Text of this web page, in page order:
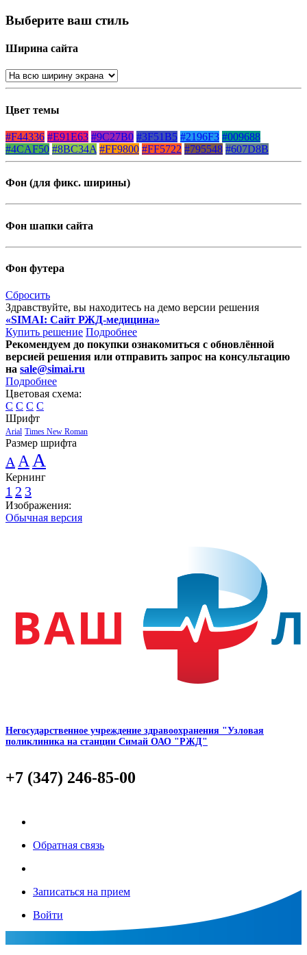
Выберите ваш стиль
Ширина сайта
Цвет темы
#F44336 #E91E63 #9C27B0 #3F51B5 #2196F3 #009688
#4CAF50 #8BC34A #FF9800 #FF5722 #795548 #607D8B
Фон (для фикс. ширины)
Фон шапки сайта
Фон футера
Сбросить
Здравствуйте, вы находитесь на демо версии решения
«SIMAI: Сайт РЖД-медицина»
Купить решение Подробнее
Рекомендуем до покупки ознакомиться с обновлённой
версией решения или отправить запрос на консультацию
на sale@simai.ru
Подробнее
Цветовая схема:
C C C C
Шрифт
Arial Times New Roman
Размер шрифта
A AA
Кернинг
1 2 3
Изображения:
Обычная версия
Негосударственное учреждение здравоохранения "Узловая
поликлиника на станции Симай ОАО "РЖД"
+7 (347) 246-85-00
Обратная связь
Записаться на прием
Войти